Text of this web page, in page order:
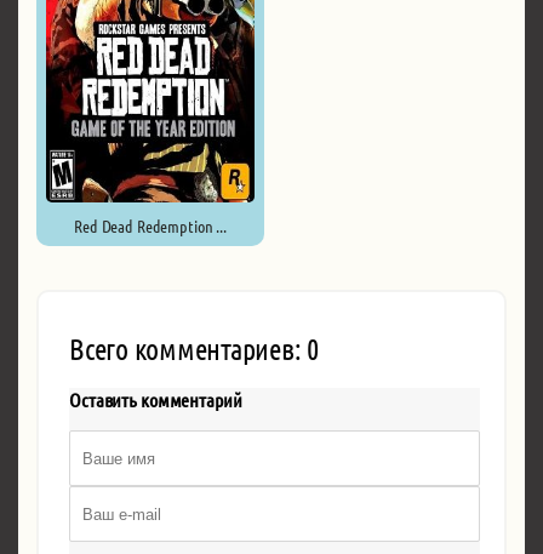
Red Dead Redemption ...
Всего комментариев: 0
Оставить комментарий